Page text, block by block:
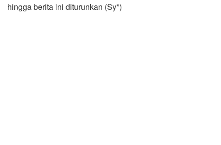
hingga berita ini diturunkan (Sy*)